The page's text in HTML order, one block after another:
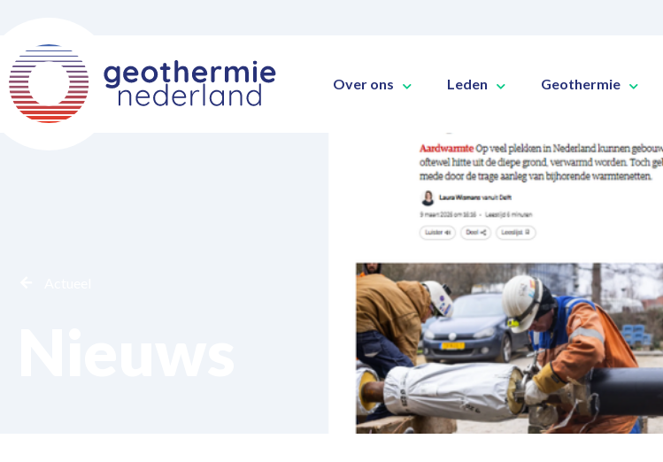
Over ons Leden Geothermie